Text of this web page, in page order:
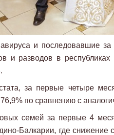
и последовавшие
и разводов в
за первые четыре
76,9% по сравнению с
семей за первые 4
Балкарии, где снижение